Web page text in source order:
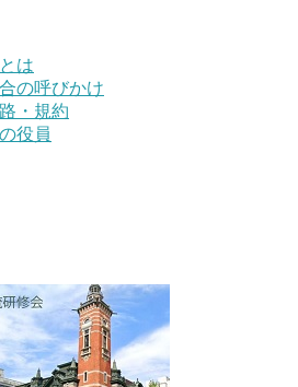
は
の呼びかけ
・規約
役員